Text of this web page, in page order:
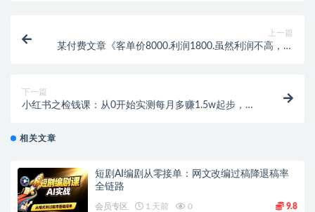
上一篇
某付费文章《客单价8000.利润1800.虽然利润不高，但
下一篇
小红书之检钱课：从0开始实测每月多赚1.5w起步，赚
相关文章
短剧AI编剧从零接单：网文改编过稿降退稿率
全链路
会员专区 1 天前 0 9.8